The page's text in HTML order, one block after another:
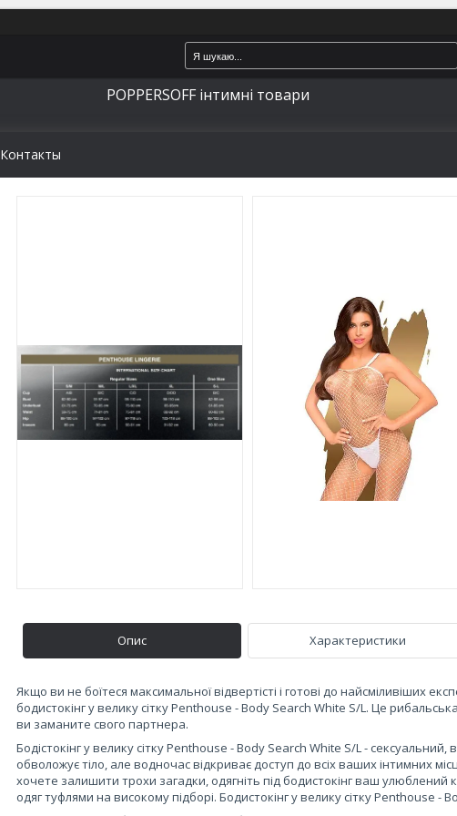
POPPERSOFF інтимні товари
Контакты
Опис Характеристики
Якщо ви не боїтеся максимальної відвертісті і готові до найсміливіших
бодистокінг у велику сітку Penthouse - Body Search White S/L. Це
ви заманите свого партнера.
Бодістокінг у велику сітку Penthouse - Body Search White S/L -
обволожує тіло, але водночас відкриває доступ до всіх ваших інтимних
хочете залишити трохи загадки, одягніть під бодистокінг ваш улюблений
одяг туфлями на високому підборі. Бодистокінг у велику сітку Penthouse -